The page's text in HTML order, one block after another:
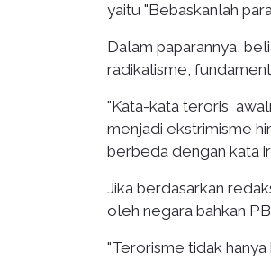
yaitu "Bebaskanlah
Dalam paparannya,
radikalisme,
"Kata-kata teroris
menjadi ekstrimisme
berbeda dengan kata
Jika berdasarkan
oleh negara bahkan
"Terorisme tidak